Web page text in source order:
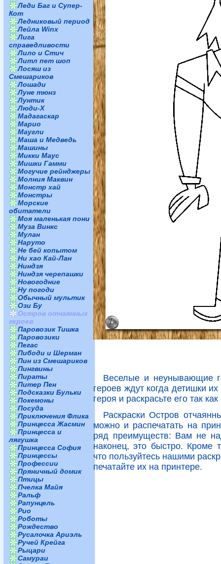
Леди Баг и Супер-
Кот
Ледниковый период
Лейла Winx
Лига
справедливости
Лило и Стич
Литл пет шоп
Лосяш из
Смешариков
Лошади
Луне тюнз
Лунтик
Люди-Х
Мадагаскар
Марио
Маугли
Маша и Медведь
Машины
Микки Маус
Мишки Гамми
Могучие рейнджеры
Молния Маквин
Монстр хай
Монстры
Морские
обитатели
Моя маленькая пони
Муза Винкс
Мулан
Наруто
Не бей копытом
Ни хао Кай-Лан
Ниндзя
Ниндзя черепашки
Новогодние
Ну погоди
Обычный мультик
Ози Бу
Остров отчаянных
героев
Паровозик Тишка
Паровозики
Пегас
Пибоди и Шерман
Пин из Смешариков
Пингвины
Пираты
Питер Пен
Подсказки Бульки
Покемоны
Посуда
Приключения Флика
Принцесса Жасмин
Принцесса и
лягушка
Принцесса София
Принцессы
Профессии
Пряничный домик
Птицы
Пчелка Майя
Ральф
Рапунцель
Рио
Роботы
Рождество
Русалочка Ариэль
Ручей Крейга
Рыцари
Самураи
Веселые и неунывающие
героев ждут когда детишки
героя и раскрасьте его так
Раскраски Остров
можно и распечатать на
ряд преимуществ: Вам не
наконец, это быстро. Кроме
что пользуйтесь нашими
печатайте их на принтере.